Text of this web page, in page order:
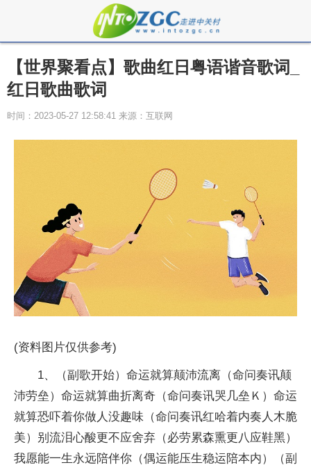
【世界聚看点】歌曲红日粤语谐音歌词_
红日歌曲歌词
时间：2023-05-27 12:58:41 来源：互联网
(资料图片仅供参考)
1、（副歌开始）命运就算颠沛流离（命问奏讯颠
沛劳垒）命运就算曲折离奇（命问奏讯哭几垒Ｋ）命运
就算恐吓着你做人没趣味（命问奏讯红哈着内奏人木脆
美）别流泪心酸更不应舍弃（必劳累森熏更八应鞋黑）
我愿能一生永远陪伴你（偶运能压生稳运陪本内）（副